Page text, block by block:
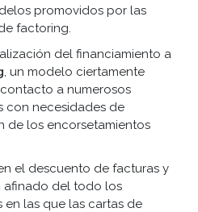
promovidos por las
factoring.
del financiamiento a
, un modelo ciertamente
a numerosos
con necesidades de
de los encorsetamientos
el descuento de facturas y
afinado del todo los
las que las cartas de